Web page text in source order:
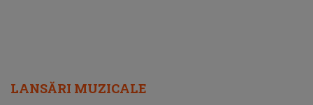
LANSĂRI MUZICALE